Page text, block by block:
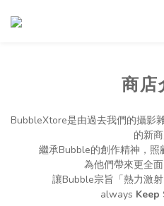
商店
BubbleXtore是由過去我們的攝影
的新商
繼承Bubble的創作精神，照
為他們帶來更全面
讓Bubble宗旨「熱力激
always Keep